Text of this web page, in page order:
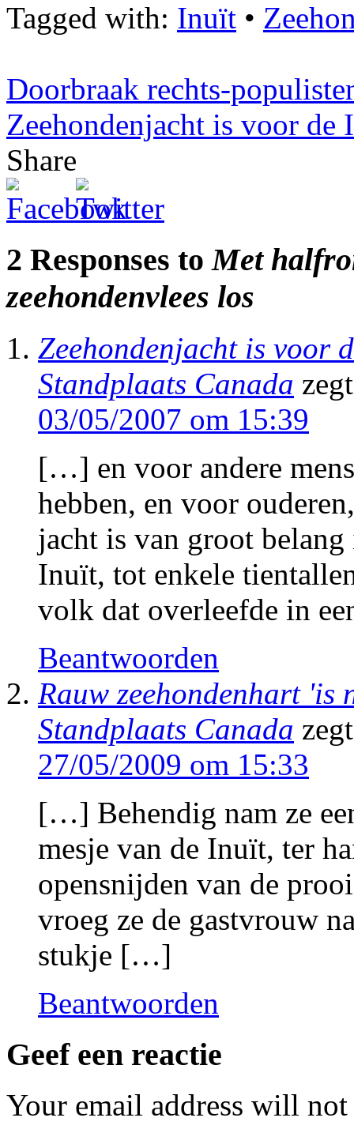
Tagged with: Inuït •
Doorbraak rechts-
Zeehondenjacht is voor de
Share
2 Responses toMet
zeehondenvlees los
Zeehondenjacht is voor
Standplaats Canada
03/05/2007 om 15:39
[…] en voor andere
hebben, en voor
jacht is van groot
Inuït, tot enkele
volk dat overleefde in
Beantwoorden
Rauw zeehondenhart 'is
Standplaats Canada
27/05/2009 om 15:33
[…] Behendig nam ze
mesje van de Inuït, ter
opensnijden van de
vroeg ze de gastvrouw
stukje […]
Beantwoorden
Geef een reactie
Your email address will